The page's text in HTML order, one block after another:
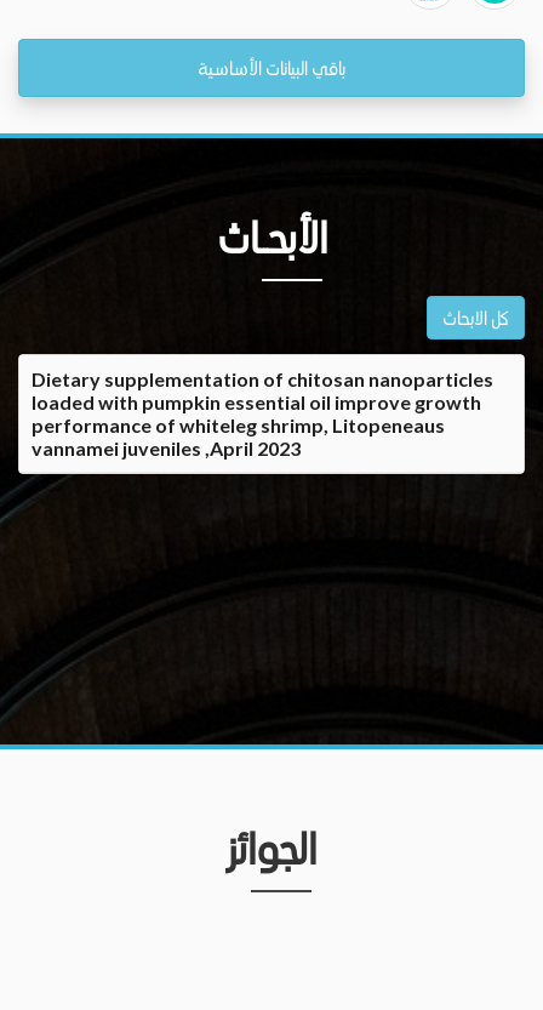
باقي البيانات الأساسية
الأبحــاث
كل الابحاث
Dietary supplementation of chitosan nanoparticles
loaded with pumpkin essential oil improve growth
performance of whiteleg shrimp, Litopeneaus
vannamei juveniles ,April 2023
الجوائز